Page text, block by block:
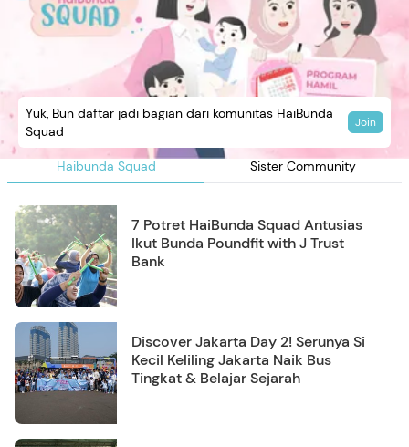
Haibunda Squad Sister Community
Yuk, Bun daftar jadi bagian dari komunitas HaiBunda
Squad
Join
7 Potret HaiBunda Squad Antusias
Ikut Bunda Poundfit with J Trust
Bank
Discover Jakarta Day 2! Serunya Si
Kecil Keliling Jakarta Naik Bus
Tingkat & Belajar Sejarah